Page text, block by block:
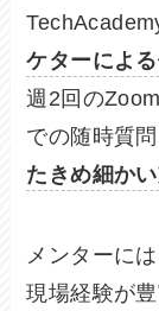
ケターによ
週2回の
での随時質問
たきめ細か
メンターに
現場経験が